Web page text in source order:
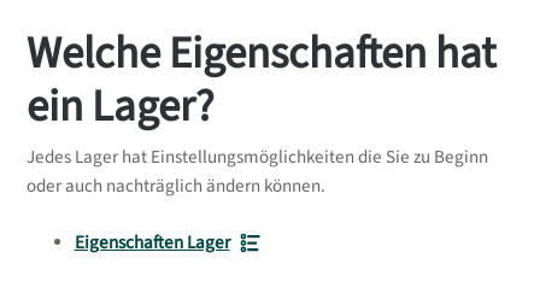
Welche Eigenschaften hat
ein Lager?
Jedes Lager hat Einstellungsmöglichkeiten die Sie zu Beginn
oder auch nachträglich ändern können.
Eigenschaften Lager